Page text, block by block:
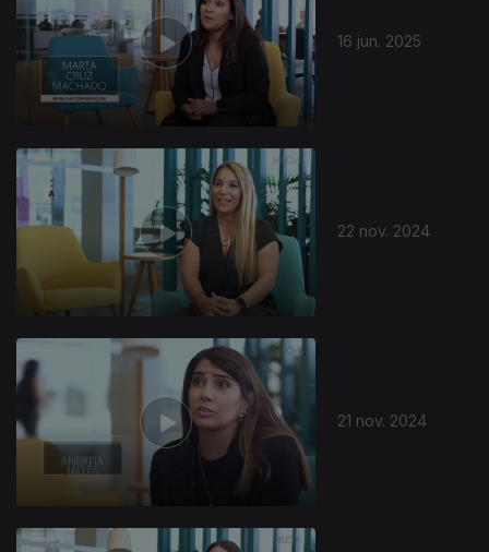
16 jun. 2025
22 nov. 2024
21 nov. 2024